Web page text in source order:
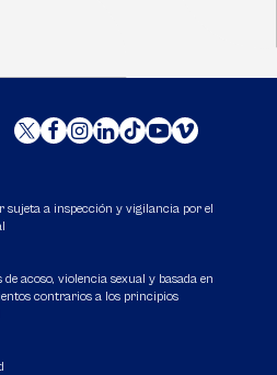
sujeta a inspección y vigilancia por el
acoso, violencia sexual y basada en
contrarios a los principios